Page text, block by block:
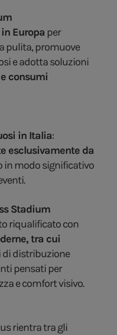
Europa per
pulita, promuove
e adotta soluzioni
consumi
in Italia:
esclusivamente da
in modo significativo
Stadium
riqualificato con
tra cui
di distribuzione
pensati per
e comfort visivo.
rientra tra gli